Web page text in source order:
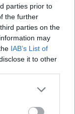
parties prior to
the further
parties on the
may
IAB’s List of
it to other